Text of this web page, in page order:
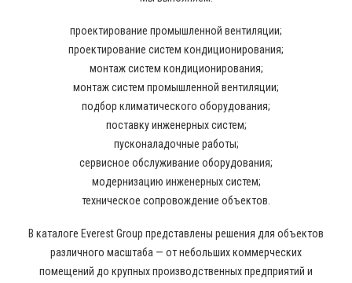
проектирование промышленной вентиляции;
проектирование систем кондиционирования;
монтаж систем кондиционирования;
монтаж систем промышленной вентиляции;
подбор климатического оборудования;
поставку инженерных систем;
пусконаладочные работы;
сервисное обслуживание оборудования;
модернизацию инженерных систем;
техническое сопровождение объектов.
В каталоге Everest Group представлены решения для объектов
различного масштаба — от небольших коммерческих
помещений до крупных производственных предприятий и